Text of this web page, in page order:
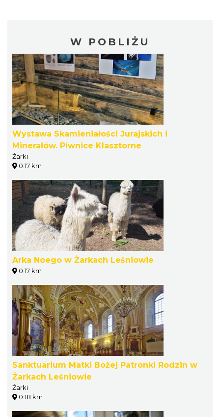
W POBLIŻU
Wystawa Skamieniałości Jurajskich i
Minerałów. Piwnice Klasztorne
Żarki
0.17 km
Arka Noego w Żarkach Leśniowie
0.17 km
Sanktuarium Matki Bożej Patronki Rodzin w
Żarkach Leśniowie
Żarki
0.18 km